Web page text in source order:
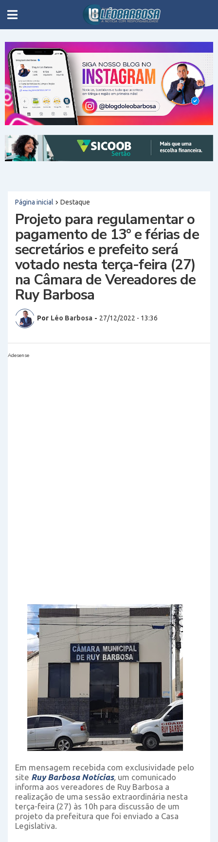
Página inicial Destaque
Projeto para regulamentar o
pagamento de 13° e férias de
secretários e prefeito será
votado nesta terça-feira (27)
na Câmara de Vereadores de
Ruy Barbosa
Por Léo Barbosa - 27/12/2022 - 13:36
Adesense
Em mensagem recebida com exclusividade pelo
site Ruy Barbosa Notícias, um comunicado
informa aos vereadores de Ruy Barbosa a
realização de uma sessão extraordinária nesta
terça-feira (27) às 10h para discussão de um
projeto da prefeitura que foi enviado a Casa
Legislativa.